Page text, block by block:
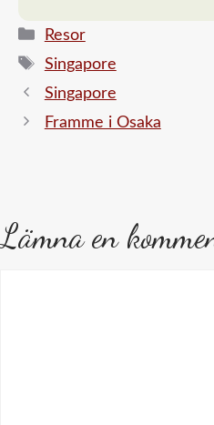
Kategorier
Resor
Etiketter
Singapore
Singapore
Framme i Osaka
Lämna en